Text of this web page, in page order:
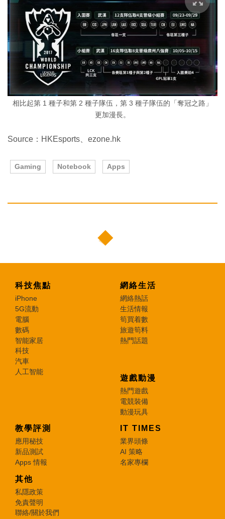
相比起第 1 種子和第 2 種子隊伍，第 3 種子隊伍的「奪冠之路」
更加漫長。
Source：HKEsports、ezone.hk
Gaming Notebook Apps
科技焦點
iPhone
5G流動
電腦
數碼
智能家居
科技
汽車
人工智能
網絡生活
網絡熱話
生活情報
筍買着數
旅遊筍料
熱門話題
遊戲動漫
熱門遊戲
電競裝備
動漫玩具
教學評測
應用秘技
新品測試
Apps 情報
IT TIMES
業界頭條
AI 策略
名家專欄
其他
私隱政策
免責聲明
聯絡/關於我們